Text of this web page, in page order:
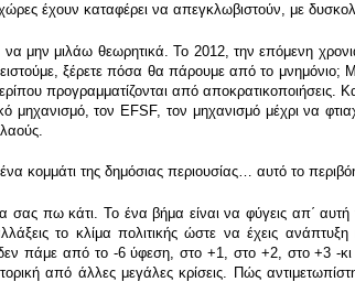
έχουν καταφέρει να απεγκλωβιστούν, με
μην μιλάω θεωρητικά. Το 2012, την επόμενη
ξέρετε πόσα θα πάρουμε από το
προγραμματίζονται από
μηχανισμό, τον EFSF, τον μηχανισμό μέχρι να
της δημόσιας περιουσίας… αυτό το
πω κάτι. Το ένα βήμα είναι να φύγεις απ΄
το κλίμα πολιτικής ώστε να έχεις
πάμε από το -6 ύφεση, στο +1, στο +2, στο +3 -κι
από άλλες μεγάλες κρίσεις. Πώς